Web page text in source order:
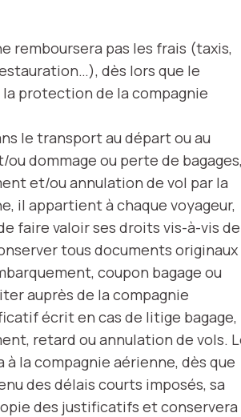
remboursera pas les frais (taxis,
dès lors que le
la protection de la compagnie
le transport au départ ou au
dommage ou perte de
et/ou annulation de vol par la
il appartient à chaque voyageur,
faire valoir ses droits vis-à-vis de
tous documents originaux
coupon bagage ou
auprès de la compagnie
écrit en cas de litige bagage,
retard ou annulation de vols.
à la compagnie aérienne, dès que
des délais courts imposés, sa
des justificatifs et conservera